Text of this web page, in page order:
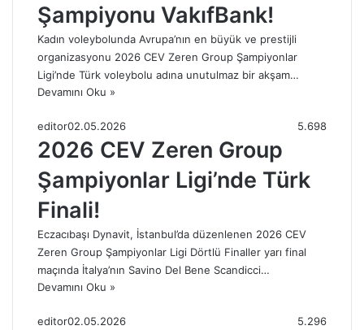
Şampiyonu VakıfBank!
Kadın voleybolunda Avrupa’nın en büyük ve prestijli
organizasyonu 2026 CEV Zeren Group Şampiyonlar
Ligi’nde Türk voleybolu adına unutulmaz bir akşam…
Devamını Oku »
editor02.05.2026 5.698
2026 CEV Zeren Group
Şampiyonlar Ligi’nde Türk
Finali!
Eczacıbaşı Dynavit, İstanbul’da düzenlenen 2026 CEV
Zeren Group Şampiyonlar Ligi Dörtlü Finaller yarı final
maçında İtalya’nın Savino Del Bene Scandicci…
Devamını Oku »
editor02.05.2026 5.296